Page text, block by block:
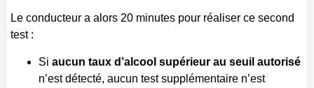
Le conducteur a alors 20 minutes pour réaliser ce second
test :
Si aucun taux d’alcool supérieur au seuil autorisé
n’est détecté, aucun test supplémentaire n’est